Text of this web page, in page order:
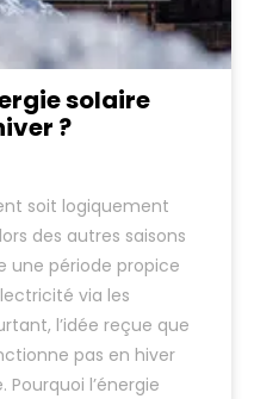
solaire
?
soit logiquement
des autres saisons
une période propice
via les
l’idée reçue que
pas en hiver
l’énergie